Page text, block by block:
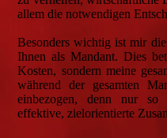
allem die notwendigen
Besonders wichtig ist mir
Ihnen als Mandant. Dies
Kosten, sondern meine
während der gesamten
einbezogen, denn nur so
effektive, zielorientierte